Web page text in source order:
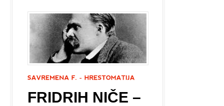
FRIDRIH NIČE –